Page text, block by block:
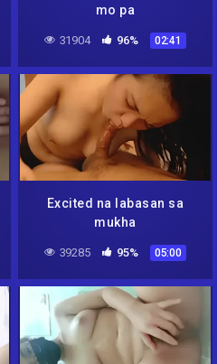
mo pa
31904 96% 02:41
Excited na labasan sa
mukha
39285 95% 05:00